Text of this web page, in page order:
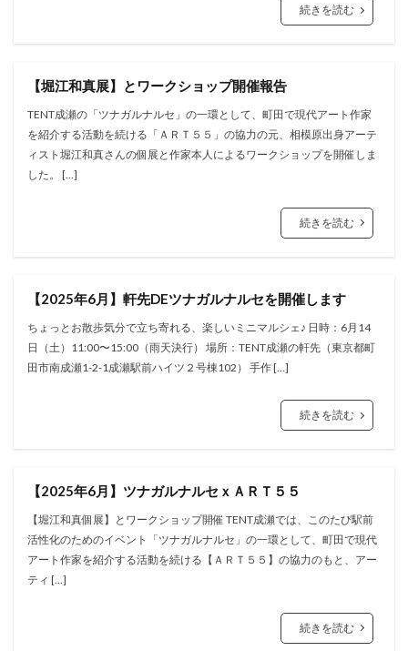
続きを読む
【堀江和真展】とワークショップ開催報告
TENT成瀬の「ツナガルナルセ」の一環として、町田で現代アート作家
を紹介する活動を続ける「ＡＲＴ５５」の協力の元、相模原出身アーテ
ィスト堀江和真さんの個展と作家本人によるワークショップを開催しま
した。 […]
続きを読む
【2025年6月】軒先DEツナガルナルセを開催します
ちょっとお散歩気分で立ち寄れる、楽しいミニマルシェ♪ 日時：6月14
日（土）11:00〜15:00（雨天決行） 場所：TENT成瀬の軒先（東京都町
田市南成瀬1-2-1成瀬駅前ハイツ２号棟102） 手作 […]
続きを読む
【2025年6月】ツナガルナルセｘＡＲＴ５５
【堀江和真個展】とワークショップ開催 TENT成瀬では、このたび駅前
活性化のためのイベント「ツナガルナルセ」の一環として、町田で現代
アート作家を紹介する活動を続ける【ＡＲＴ５５】の協力のもと、アー
ティ […]
続きを読む